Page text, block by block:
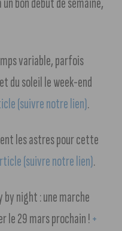
bon début de semaine,
variable, parfois
du soleil le week-end
(suivre notre lien).
les astres pour cette
(suivre notre lien).
by night : une marche
le 29 mars prochain !+